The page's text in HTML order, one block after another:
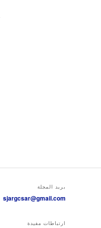
بريد المجلة
sjargcsar@gmail.com
ارتباطات مفيدة